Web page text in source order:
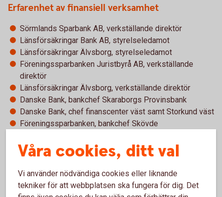
Erfarenhet av finansiell verksamhet
Sörmlands Sparbank AB, verkställande direktör
Länsförsäkringar Bank AB, styrelseledamot
Länsförsäkringar Älvsborg, styrelseledamot
Föreningssparbanken Juristbyrå AB, verkställande
direktör
Länsförsäkringar Älvsborg, verkställande direktör
Danske Bank, bankchef Skaraborgs Provinsbank
Danske Bank, chef finanscenter väst samt Storkund väst
Föreningssparbanken, bankchef Skövde
Humlegården Fastigheter AB, styrelseledamot
Våra cookies, ditt val
Vi använder nödvändiga cookies eller liknande
tekniker för att webbplatsen ska fungera för dig. Det